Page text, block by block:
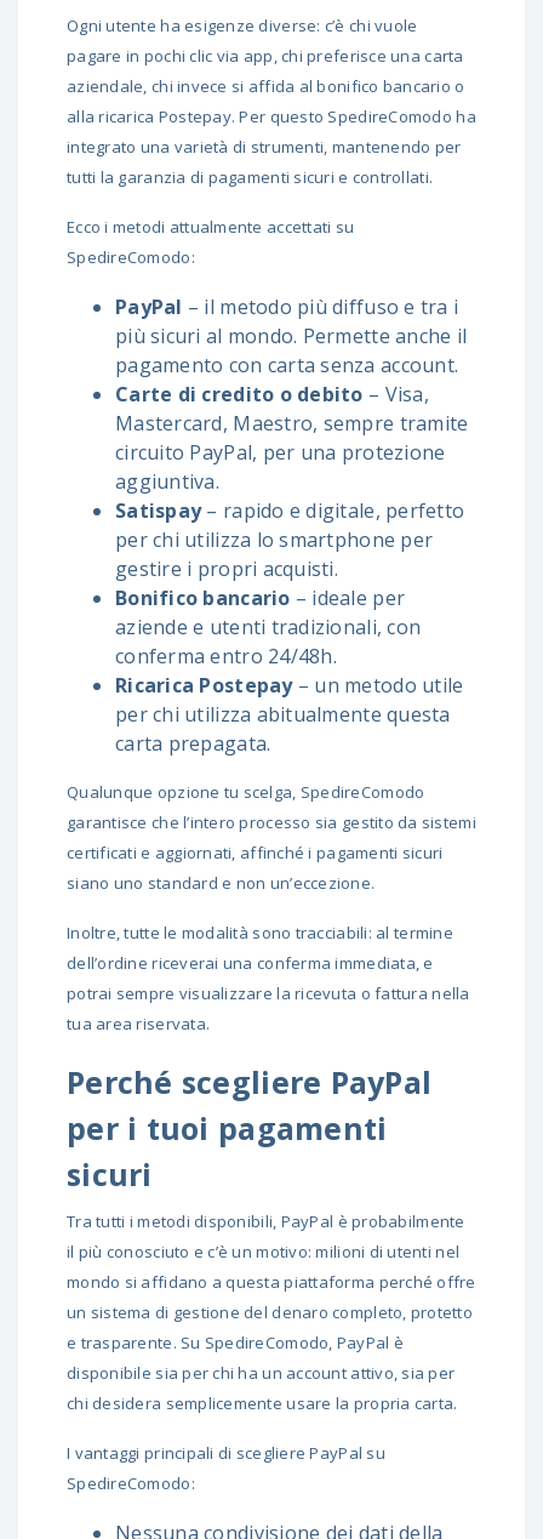
Ogni utente ha esigenze diverse: c’è chi vuole
pagare in pochi clic via app, chi preferisce una carta
aziendale, chi invece si affida al bonifico bancario o
alla ricarica Postepay. Per questo SpedireComodo ha
integrato una varietà di strumenti, mantenendo per
tutti la garanzia di pagamenti sicuri e controllati.
Ecco i metodi attualmente accettati su
SpedireComodo:
PayPal – il metodo più diffuso e tra i
più sicuri al mondo. Permette anche il
pagamento con carta senza account.
Carte di credito o debito – Visa,
Mastercard, Maestro, sempre tramite
circuito PayPal, per una protezione
aggiuntiva.
Satispay– rapido e digitale, perfetto
per chi utilizza lo smartphone per
gestire i propri acquisti.
Bonifico bancario – ideale per
aziende e utenti tradizionali, con
conferma entro 24/48h.
Ricarica Postepay– un metodo utile
per chi utilizza abitualmente questa
carta prepagata.
Qualunque opzione tu scelga, SpedireComodo
garantisce che l’intero processo sia gestito da sistemi
certificati e aggiornati, affinché i pagamenti sicuri
siano uno standard e non un’eccezione.
Inoltre, tutte le modalità sono tracciabili: al termine
dell’ordine riceverai una conferma immediata, e
potrai sempre visualizzare la ricevuta o fattura nella
tua area riservata.
Perché scegliere PayPal
per i tuoi pagamenti
sicuri
Tra tutti i metodi disponibili, PayPal è probabilmente
il più conosciuto e c’è un motivo: milioni di utenti nel
mondo si affidano a questa piattaforma perché offre
un sistema di gestione del denaro completo, protetto
e trasparente. Su SpedireComodo, PayPal è
disponibile sia per chi ha un account attivo, sia per
chi desidera semplicemente usare la propria carta.
I vantaggi principali di scegliere PayPal su
SpedireComodo:
Nessuna condivisione dei dati della